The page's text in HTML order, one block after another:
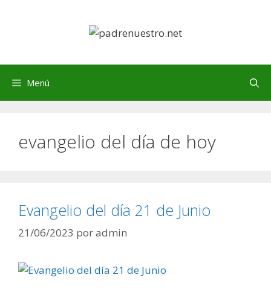
Menú
evangelio del día de hoy
Evangelio del día 21 de Junio
21/06/2023 poradmin